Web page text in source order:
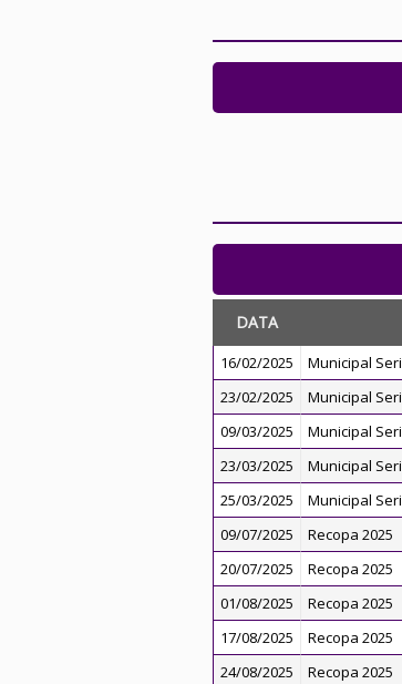
DATA
16/02/2025 Municipal
23/02/2025
Municipal
09/03/2025
Municipal
23/03/2025
Municipal
25/03/2025
Municipal
09/07/2025
Recopa 2025
20/07/2025
Recopa 2025
01/08/2025
Recopa 2025
17/08/2025
Recopa 2025
24/08/2025
Recopa 2025